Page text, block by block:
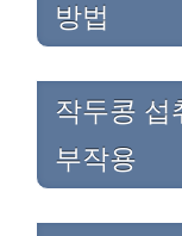
방법
작두콩 섭
부작용